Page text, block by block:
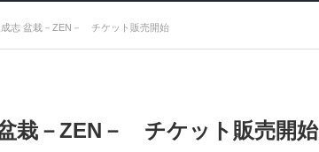
成志 盆栽－ZEN－ チケット販売開始
栽－ZEN－ チケット販売開始